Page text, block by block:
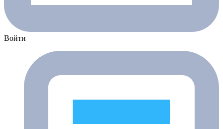
Войти